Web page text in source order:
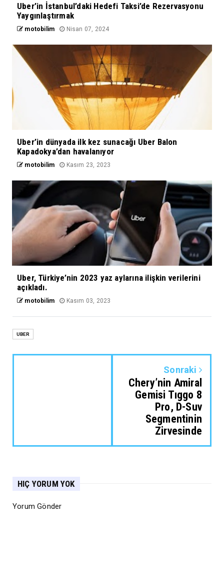
Uber’in İstanbul’daki Hedefi Taksi’de Rezervasyonu
Yaygınlaştırmak
motobilim Nisan 07, 2024
Uber’in dünyada ilk kez sunacağı Uber Balon
Kapadokya’dan havalanıyor
motobilim Kasım 23, 2023
Uber, Türkiye’nin 2023 yaz aylarına ilişkin verilerini
açıkladı.
motobilim Kasım 03, 2023
UBER
Sonraki
Chery’nin Amiral
Gemisi Tıggo 8
Pro, D-Suv
Segmentinin
Zirvesinde
HIÇ YORUM YOK
Yorum Gönder